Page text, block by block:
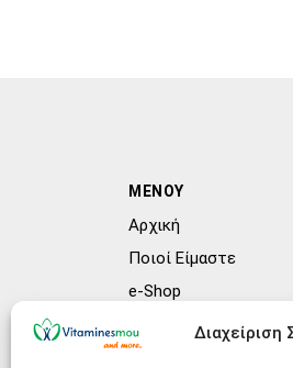
Διαχείριση
ΜΕΝΟΥ
Αρχική
Ποιοί Είμαστε
e-Shop
Συχνές ερωτήσεις